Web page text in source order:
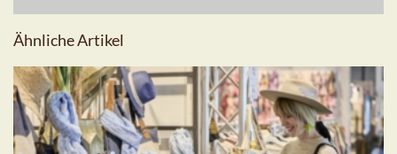
Ähnliche Artikel